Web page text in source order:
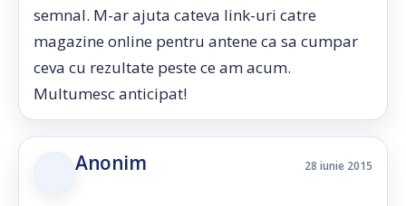
semnal. M-ar ajuta cateva link-uri catre
magazine online pentru antene ca sa cumpar
ceva cu rezultate peste ce am acum.
Multumesc anticipat!
Anonim 28 iunie 2015